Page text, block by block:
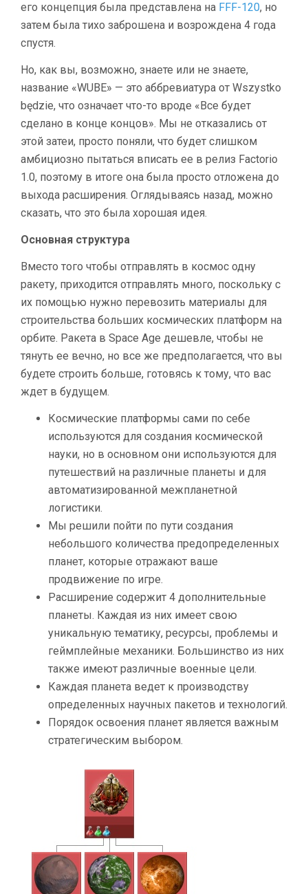
его концепция была представлена на FFF-120, но
затем была тихо заброшена и возрождена 4 года
спустя.
Но, как вы, возможно, знаете или не знаете,
название «WUBE» — это аббревиатура от Wszystko
będzie, что означает что-то вроде «Все будет
сделано в конце концов». Мы не отказались от
этой затеи, просто поняли, что будет слишком
амбициозно пытаться вписать ее в релиз Factorio
1.0, поэтому в итоге она была просто отложена до
выхода расширения. Оглядываясь назад, можно
сказать, что это была хорошая идея.
Основная структура
Вместо того чтобы отправлять в космос одну
ракету, приходится отправлять много, поскольку с
их помощью нужно перевозить материалы для
строительства больших космических платформ на
орбите. Ракета в Space Age дешевле, чтобы не
тянуть ее вечно, но все же предполагается, что вы
будете строить больше, готовясь к тому, что вас
ждет в будущем.
Космические платформы сами по себе
используются для создания космической
науки, но в основном они используются для
путешествий на различные планеты и для
автоматизированной межпланетной
логистики.
Мы решили пойти по пути создания
небольшого количества предопределенных
планет, которые отражают ваше
продвижение по игре.
Расширение содержит 4 дополнительные
планеты. Каждая из них имеет свою
уникальную тематику, ресурсы, проблемы и
геймплейные механики. Большинство из них
также имеют различные военные цели.
Каждая планета ведет к производству
определенных научных пакетов и технологий.
Порядок освоения планет является важным
стратегическим выбором.